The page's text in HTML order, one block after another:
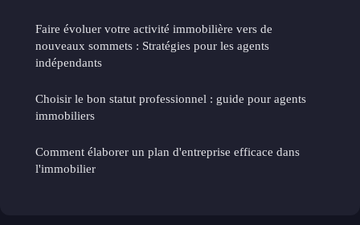
Faire évoluer votre activité immobilière vers de
nouveaux sommets : Stratégies pour les agents
indépendants
Choisir le bon statut professionnel : guide pour agents
immobiliers
Comment élaborer un plan d'entreprise efficace dans
l'immobilier